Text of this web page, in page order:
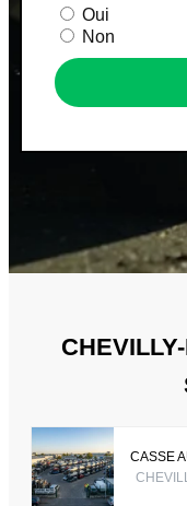
Oui
Non
CASSE